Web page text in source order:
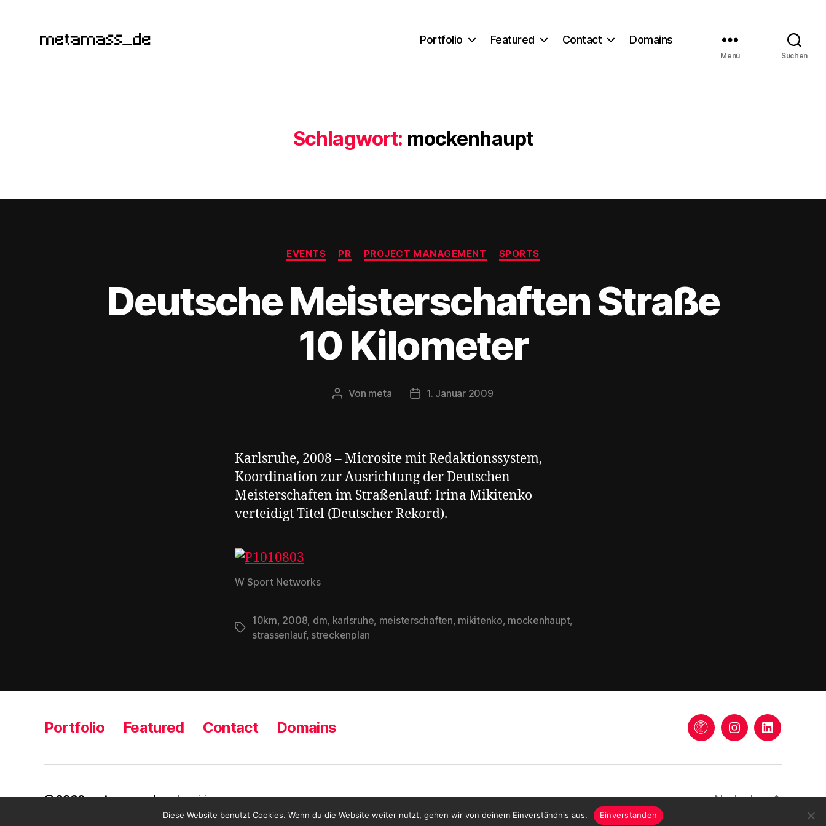
Portfolio Featured Contact Domains
Menü Suchen
Schlagwort: mockenhaupt
Kategorien
EVENTS PR PROJECT MANAGEMENT SPORTS
Deutsche Meisterschaften Straße
10 Kilometer
Beitragsautor
Von meta Veröffentlichungsdatum
1. Januar 2009
Karlsruhe, 2008 – Microsite mit Redaktionssystem,
Koordination zur Ausrichtung der Deutschen
Meisterschaften im Straßenlauf: Irina Mikitenko
verteidigt Titel (Deutscher Rekord).
W Sport Networks
Schlagwörter
10km, 2008, dm, karlsruhe, meisterschaften, mikitenko, mockenhaupt,
strassenlauf, streckenplan
Portfolio Featured Contact Domains TrendsInstagramLinkedIn
© 2026metamass_de Inquiries Nach oben↑
Diese Website benutzt Cookies. Wenn du die Website weiter nutzt, gehen wir von deinem Einverständnis aus. Einverstanden